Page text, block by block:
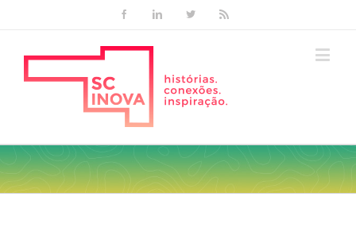
FacebookLinkedinTwitter